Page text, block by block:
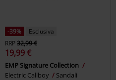
-39%
Esclusiva
RRP32,99 €
19,99 €
EMP Signature Collection
Electric Callboy
Sandali